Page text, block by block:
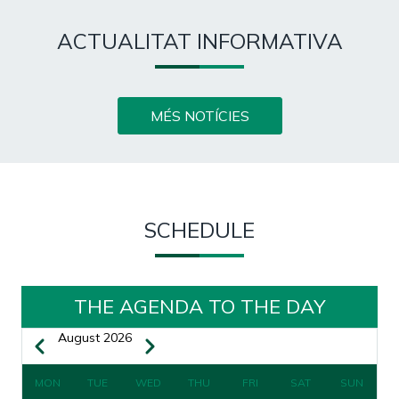
ACTUALITAT INFORMATIVA
MÉS NOTÍCIES
SCHEDULE
THE AGENDA TO THE DAY
PAGINATION
PreviousAugust 2026 Next
MON TUE WED THU FRI SAT SUN